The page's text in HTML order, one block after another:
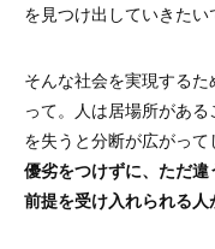
を見つけ出していきたい
そんな社会を実現する
って。人は居場所があ
を失うと分断が広がって
優劣をつけずに、ただ
前提を受け入れられる